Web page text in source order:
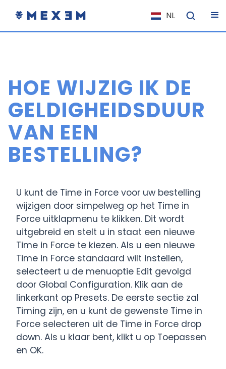
NL
EN
ES
DE
EL
CS
SK
HOE WIJZIG IK DE
GELDIGHEIDSDUUR
VAN EEN
BESTELLING?
U kunt de Time in Force voor uw bestelling
wijzigen door simpelweg op het Time in
Force uitklapmenu te klikken. Dit wordt
uitgebreid en stelt u in staat een nieuwe
Time in Force te kiezen. Als u een nieuwe
Time in Force standaard wilt instellen,
selecteert u de menuoptie Edit gevolgd
door Global Configuration. Klik aan de
linkerkant op Presets. De eerste sectie zal
Timing zijn, en u kunt de gewenste Time in
Force selecteren uit de Time in Force drop
down. Als u klaar bent, klikt u op Toepassen
en OK.